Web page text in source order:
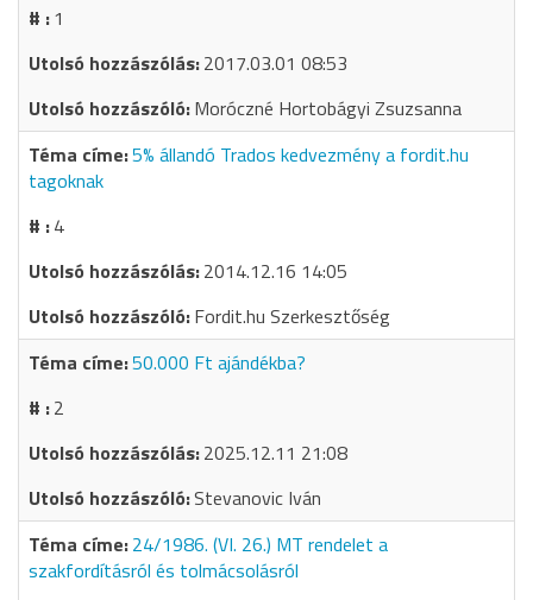
1
2017.03.01 08:53
Moróczné Hortobágyi Zsuzsanna
5% állandó Trados kedvezmény a fordit.hu
tagoknak
4
2014.12.16 14:05
Fordit.hu Szerkesztőség
50.000 Ft ajándékba?
2
2025.12.11 21:08
Stevanovic Iván
24/1986. (VI. 26.) MT rendelet a
szakfordításról és tolmácsolásról